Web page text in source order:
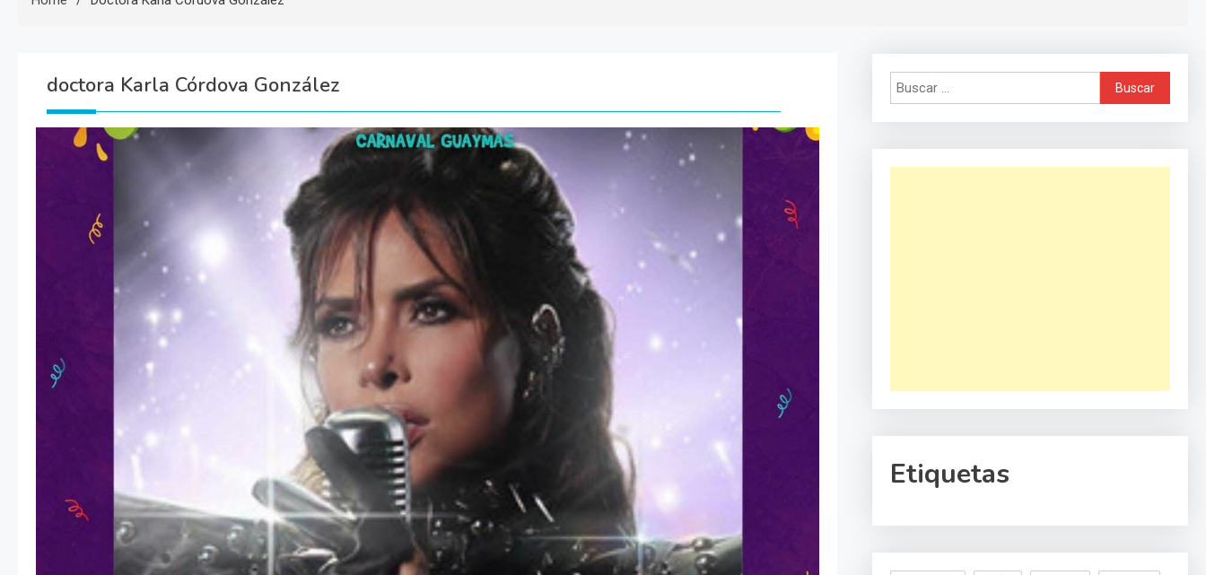
doctora Karla Córdova González Buscar:
Etiquetas